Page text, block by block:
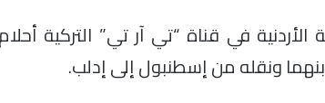
في قناة “تي آر تي” التركية
ونقله من إسطنبول إلى إدلب.